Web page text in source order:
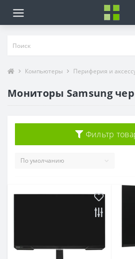
Компьютеры Периферия и
Мониторы Samsung
Фильтр